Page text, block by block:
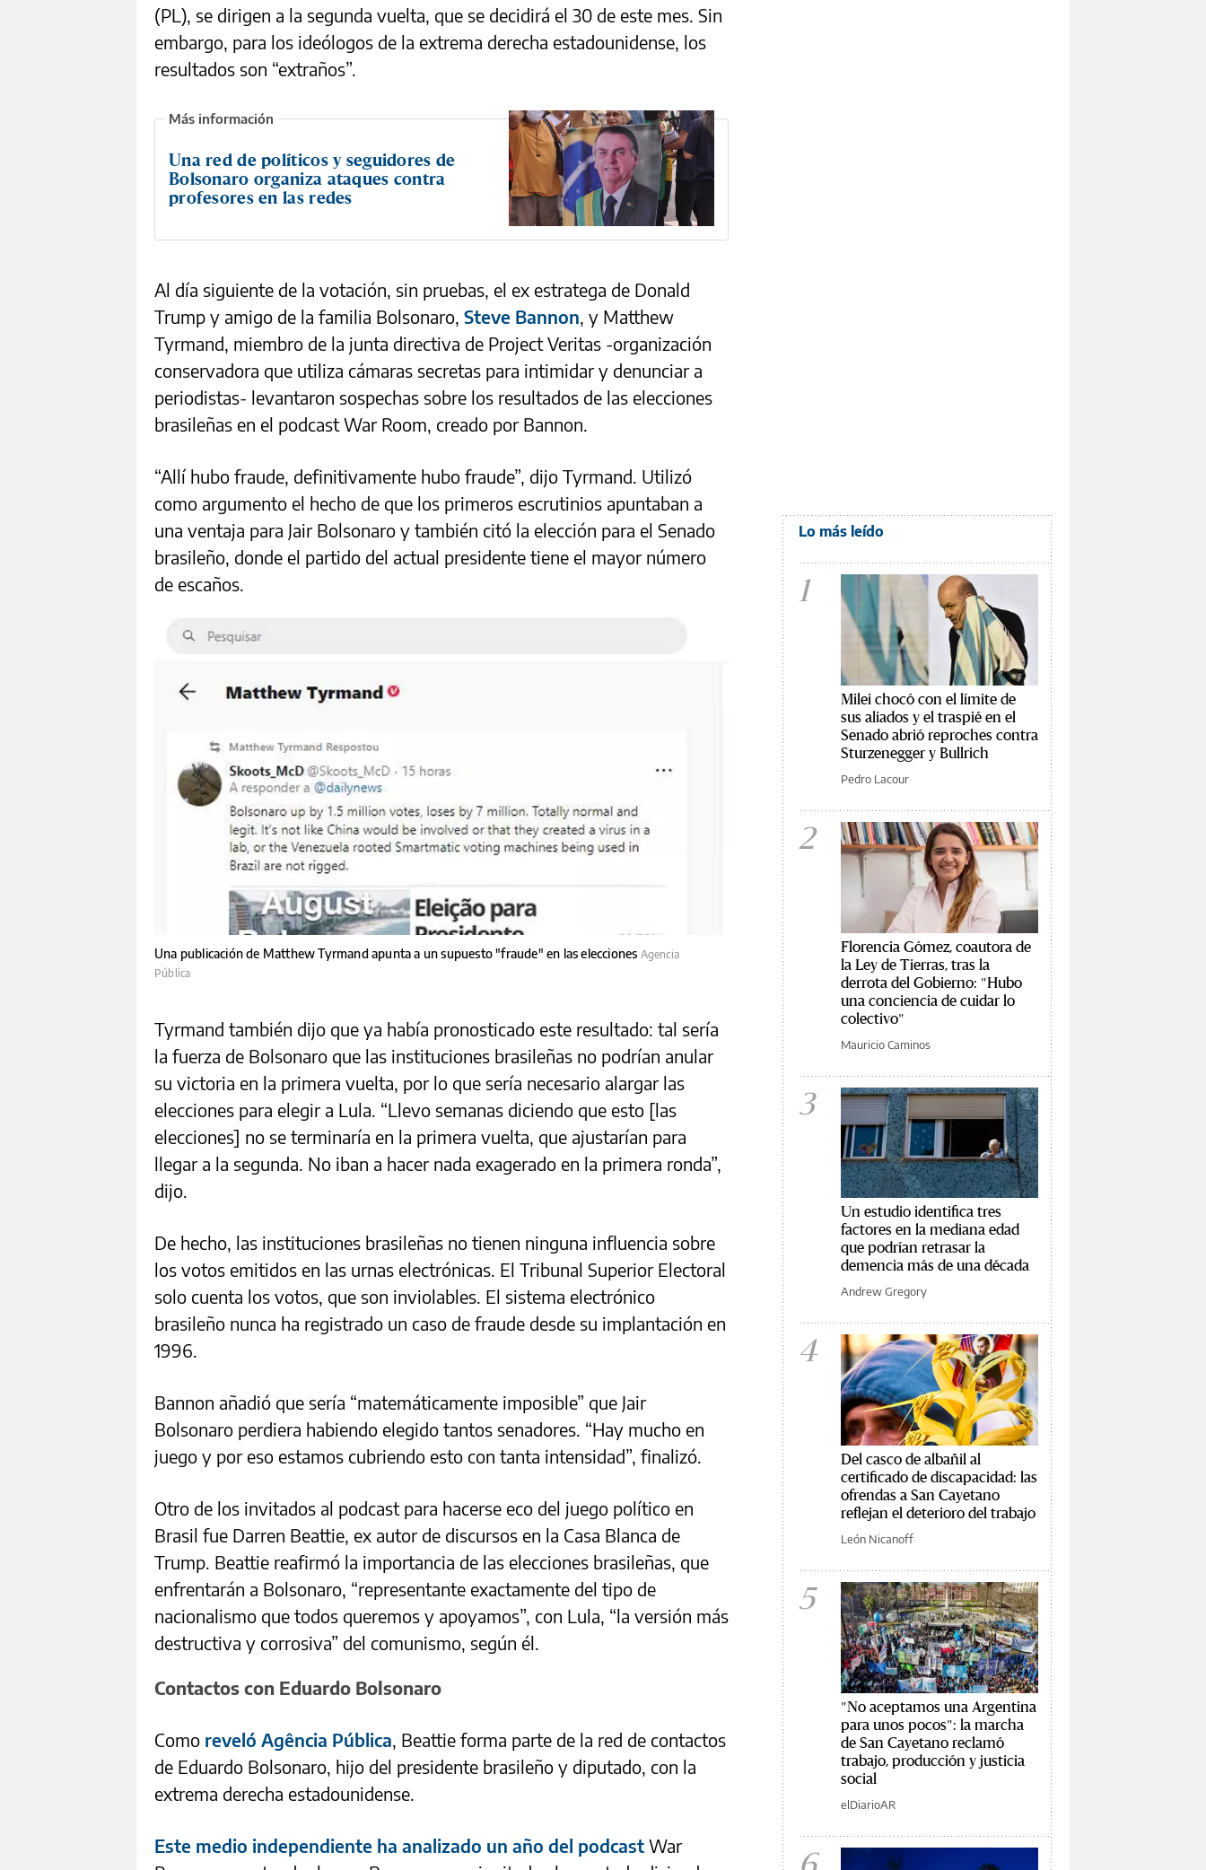
(PL), se dirigen a la segunda vuelta, que se decidirá el 30 de este mes. Sin
embargo, para los ideólogos de la extrema derecha estadounidense, los
resultados son “extraños”.
Una red de políticos y seguidores de
Bolsonaro organiza ataques contra
profesores en las redes
Al día siguiente de la votación, sin pruebas, el ex estratega de Donald
Trump y amigo de la familia Bolsonaro, Steve Bannon, y Matthew
Tyrmand, miembro de la junta directiva de Project Veritas -organización
conservadora que utiliza cámaras secretas para intimidar y denunciar a
periodistas- levantaron sospechas sobre los resultados de las elecciones
brasileñas en el podcast War Room, creado por Bannon.
“Allí hubo fraude, definitivamente hubo fraude”, dijo Tyrmand. Utilizó
como argumento el hecho de que los primeros escrutinios apuntaban a
una ventaja para Jair Bolsonaro y también citó la elección para el Senado
brasileño, donde el partido del actual presidente tiene el mayor número
de escaños.
Una publicación de Matthew Tyrmand apunta a un supuesto "fraude" en las elecciones Agencia
Pública
Tyrmand también dijo que ya había pronosticado este resultado: tal sería
la fuerza de Bolsonaro que las instituciones brasileñas no podrían anular
su victoria en la primera vuelta, por lo que sería necesario alargar las
elecciones para elegir a Lula. “Llevo semanas diciendo que esto [las
elecciones] no se terminaría en la primera vuelta, que ajustarían para
llegar a la segunda. No iban a hacer nada exagerado en la primera ronda”,
dijo.
De hecho, las instituciones brasileñas no tienen ninguna influencia sobre
los votos emitidos en las urnas electrónicas. El Tribunal Superior Electoral
solo cuenta los votos, que son inviolables. El sistema electrónico
brasileño nunca ha registrado un caso de fraude desde su implantación en
1996.
Bannon añadió que sería “matemáticamente imposible” que Jair
Bolsonaro perdiera habiendo elegido tantos senadores. “Hay mucho en
juego y por eso estamos cubriendo esto con tanta intensidad”, finalizó.
Otro de los invitados al podcast para hacerse eco del juego político en
Brasil fue Darren Beattie, ex autor de discursos en la Casa Blanca de
Trump. Beattie reafirmó la importancia de las elecciones brasileñas, que
enfrentarán a Bolsonaro, “representante exactamente del tipo de
nacionalismo que todos queremos y apoyamos”, con Lula, “la versión más
destructiva y corrosiva” del comunismo, según él.
Contactos con Eduardo Bolsonaro
Como reveló Agência Pública, Beattie forma parte de la red de contactos
de Eduardo Bolsonaro, hijo del presidente brasileño y diputado, con la
extrema derecha estadounidense.
Este medio independiente ha analizado un año del podcast War
Lo más leído
1
Milei chocó con el límite de
sus aliados y el traspié en el
Senado abrió reproches contra
Sturzenegger y Bullrich
Pedro Lacour
2
Florencia Gómez, coautora de
la Ley de Tierras, tras la
derrota del Gobierno: "Hubo
una conciencia de cuidar lo
colectivo"
Mauricio Caminos
3
Un estudio identifica tres
factores en la mediana edad
que podrían retrasar la
demencia más de una década
Andrew Gregory
4
Del casco de albañil al
certificado de discapacidad: las
ofrendas a San Cayetano
reflejan el deterioro del trabajo
León Nicanoff
5
"No aceptamos una Argentina
para unos pocos": la marcha
de San Cayetano reclamó
trabajo, producción y justicia
social
elDiarioAR